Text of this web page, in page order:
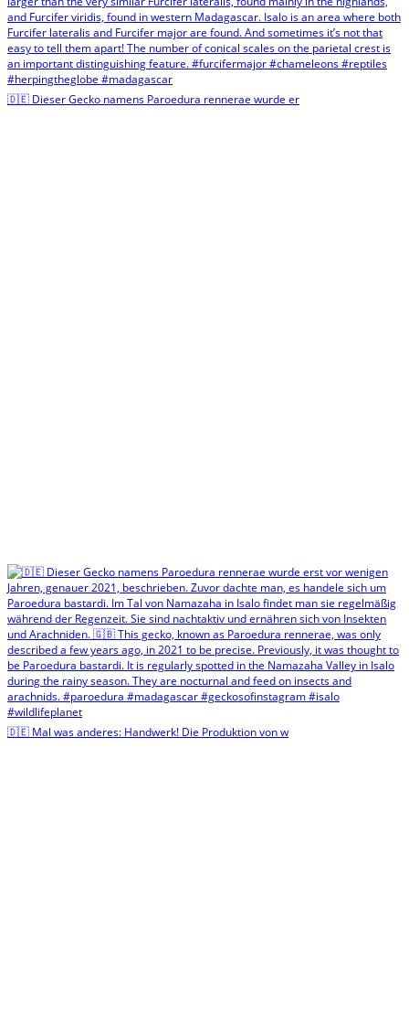
🇩🇪 Dieser Gecko namens Paroedura rennerae wurde er
🇩🇪 Mal was anderes: Handwerk! Die Produktion von w